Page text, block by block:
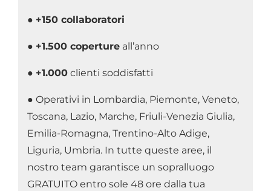
● +150 collaboratori
● +1.500 coperture all’anno
● +1.000 clienti soddisfatti
● Operativi in Lombardia, Piemonte, Veneto,
Toscana, Lazio, Marche, Friuli-Venezia Giulia,
Emilia-Romagna, Trentino-Alto Adige,
Liguria, Umbria. In tutte queste aree, il
nostro team garantisce un sopralluogo
GRATUITO entro sole 48 ore dalla tua